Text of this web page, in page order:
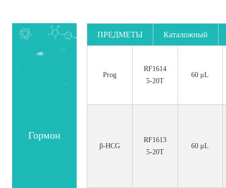
Гормон
ПРЕДМЕТЫ Каталожный
Prog
RF1614
5-20T
60 μL
β-HCG
RF1613
5-20T
60 μL